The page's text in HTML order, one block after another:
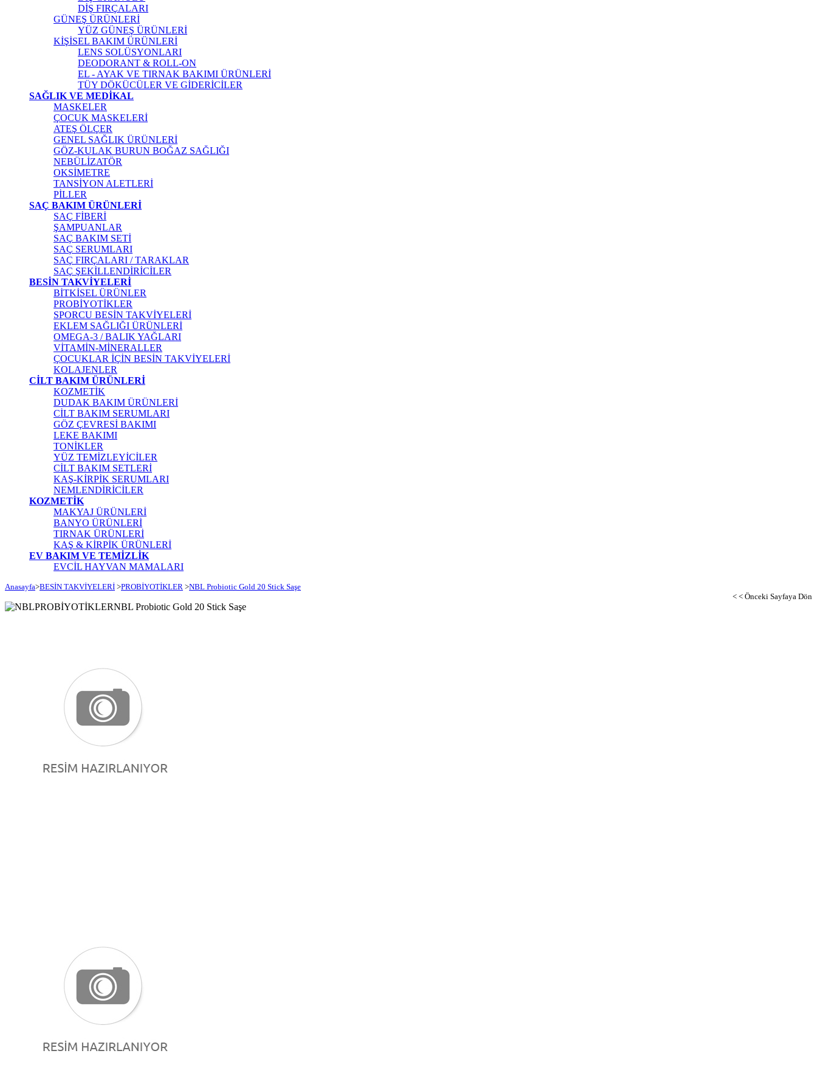
DİŞ FIRÇALARI
GÜNEŞ ÜRÜNLERİ
YÜZ GÜNEŞ ÜRÜNLERİ
KİŞİSEL BAKIM ÜRÜNLERİ
LENS SOLÜSYONLARI
DEODORANT & ROLL-ON
EL - AYAK VE TIRNAK BAKIMI ÜRÜNLERİ
TÜY DÖKÜCÜLER VE GİDERİCİLER
SAĞLIK VE MEDİKAL
MASKELER
ÇOCUK MASKELERİ
ATEŞ ÖLÇER
GENEL SAĞLIK ÜRÜNLERİ
GÖZ-KULAK BURUN BOĞAZ SAĞLIĞI
NEBÜLİZATÖR
OKSİMETRE
TANSİYON ALETLERİ
PİLLER
SAÇ BAKIM ÜRÜNLERİ
SAÇ FİBERİ
ŞAMPUANLAR
SAÇ BAKIM SETİ
SAÇ SERUMLARI
SAÇ FIRÇALARI / TARAKLAR
SAÇ ŞEKİLLENDİRİCİLER
BESİN TAKVİYELERİ
BİTKİSEL ÜRÜNLER
PROBİYOTİKLER
SPORCU BESİN TAKVİYELERİ
EKLEM SAĞLIĞI ÜRÜNLERİ
OMEGA-3 / BALIK YAĞLARI
VİTAMİN-MİNERALLER
ÇOCUKLAR İÇİN BESİN TAKVİYELERİ
KOLAJENLER
CİLT BAKIM ÜRÜNLERİ
KOZMETİK
DUDAK BAKIM ÜRÜNLERİ
CİLT BAKIM SERUMLARI
GÖZ ÇEVRESİ BAKIMI
LEKE BAKIMI
TONİKLER
YÜZ TEMİZLEYİCİLER
CİLT BAKIM SETLERİ
KAŞ-KİRPİK SERUMLARI
NEMLENDİRİCİLER
KOZMETİK
MAKYAJ ÜRÜNLERİ
BANYO ÜRÜNLERİ
TIRNAK ÜRÜNLERİ
KAŞ & KİRPİK ÜRÜNLERİ
EV BAKIM VE TEMİZLİK
EVCİL HAYVAN MAMALARI
Anasayfa>BESİN TAKVİYELERİ >PROBİYOTİKLER >NBL Probiotic Gold 20 Stick Saşe
< < Önceki Sayfaya Dön